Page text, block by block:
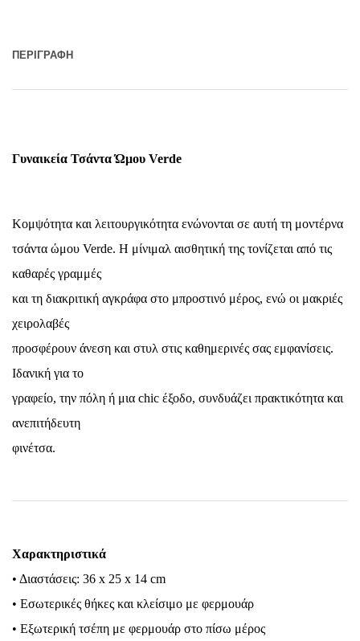
ΠΕΡΙΓΡΑΦΉ
Γυναικεία Τσάντα Ώμου Verde
Κομψότητα και λειτουργικότητα ενώνονται σε αυτή τη μοντέρνα
τσάντα ώμου Verde. Η μίνιμαλ αισθητική της τονίζεται από τις
καθαρές γραμμές
και τη διακριτική αγκράφα στο μπροστινό μέρος, ενώ οι μακριές
χειρολαβές
προσφέρουν άνεση και στυλ στις καθημερινές σας εμφανίσεις.
Ιδανική για το
γραφείο, την πόλη ή μια chic έξοδο, συνδυάζει πρακτικότητα και
ανεπιτήδευτη
φινέτσα.
Χαρακτηριστικά
• Διαστάσεις: 36 x 25 x 14 cm
• Εσωτερικές θήκες και κλείσιμο με φερμουάρ
• Εξωτερική τσέπη με φερμουάρ στο πίσω μέρος